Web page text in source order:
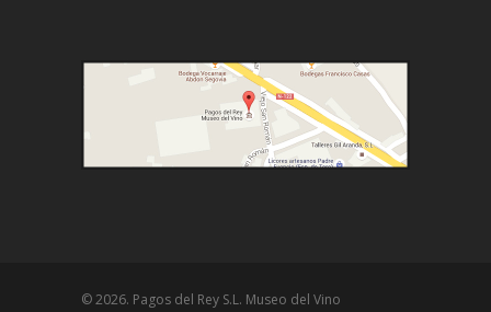
© 2026. Pagos del Rey S.L. Museo del Vino